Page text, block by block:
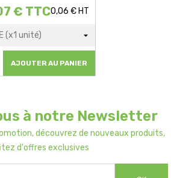
€ TTC0,06 € HT
AJOUTER AU PANIER
à notre Newsletter
découvrez de nouveaux produits,
d'offres exclusives